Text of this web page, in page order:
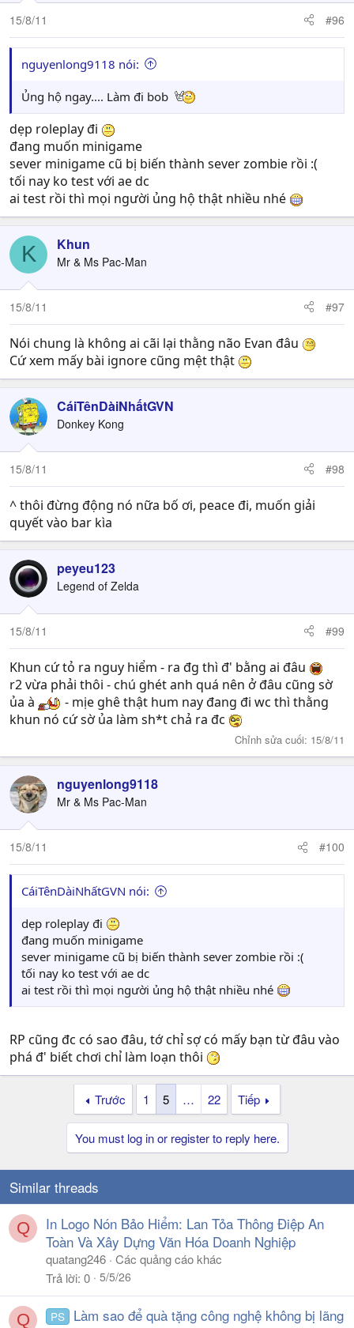
15/8/11 #96
nguyenlong9118 nói:
Ủng hộ ngay.... Làm đi bob
dẹp roleplay đi
đang muốn minigame
sever minigame cũ bị biến thành sever zombie rồi :(
tối nay ko test với ae dc
ai test rồi thì mọi người ủng hộ thật nhiều nhé
K Khun
Mr & Ms Pac-Man
15/8/11 #97
Nói chung là không ai cãi lại thằng não Evan đâu
Cứ xem mấy bài ignore cũng mệt thật
CáiTênDàiNhấtGVN
Donkey Kong
15/8/11 #98
^ thôi đừng động nó nữa bố ơi, peace đi, muốn giải
quyết vào bar kìa
peyeu123
Legend of Zelda
15/8/11 #99
Khun cứ tỏ ra nguy hiểm - ra đg thì đ' bằng ai đâu
r2 vừa phải thôi - chú ghét anh quá nên ở đâu cũng sờ
ủa à
- mịe ghê thật hum nay đang đi wc thì thằng
khun nó cứ sờ ủa làm sh*t chả ra đc
Chỉnh sửa cuối: 15/8/11
nguyenlong9118
Mr & Ms Pac-Man
15/8/11 #100
CáiTênDàiNhấtGVN nói:
dẹp roleplay đi
đang muốn minigame
sever minigame cũ bị biến thành sever zombie rồi :(
tối nay ko test với ae dc
ai test rồi thì mọi người ủng hộ thật nhiều nhé
RP cũng đc có sao đâu, tớ chỉ sợ có mấy bạn từ đâu vào
phá đ' biết chơi chỉ làm loạn thôi
Trước 1 5 … 22 Tiếp
You must log in or register to reply here.
Similar threads
Q
In Logo Nón Bảo Hiểm: Lan Tỏa Thông Điệp An
Toàn Và Xây Dựng Văn Hóa Doanh Nghiệp
quatang246 Các quảng cáo khác
Trả lời 0 5/5/26
Q PS
Làm sao để quà tặng công nghệ không bị lãng